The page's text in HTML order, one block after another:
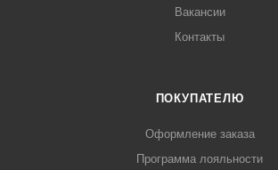
Вакансии
Контакты
ПОКУПАТЕЛЮ
Оформление заказа
Программа лояльности